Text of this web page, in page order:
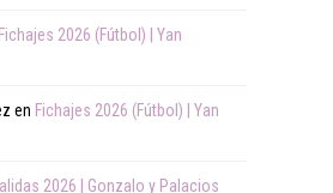
Fichajes 2026 (Fútbol) | Yan
en Fichajes 2026 (Fútbol) | Yan
2026 | Gonzalo y Palacios